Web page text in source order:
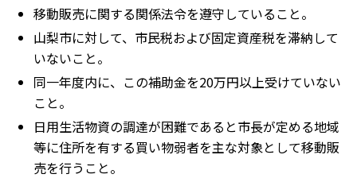
移動販売に関する関係法令を遵守していること。
山梨市に対して、市民税および固定資産税を滞納して
いないこと。
同一年度内に、この補助金を20万円以上受けていない
こと。
日用生活物資の調達が困難であると市長が定める地域
等に住所を有する買い物弱者を主な対象として移動販
売を行うこと。